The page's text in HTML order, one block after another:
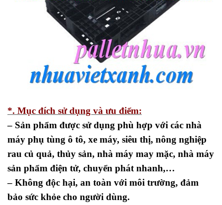
*. Mục đích sử dụng và ưu điểm:
– Sản phẩm được sử dụng phù hợp với các nhà
máy phụ tùng ô tô, xe máy, siêu thị, nông nghiệp
rau củ quả, thủy sản, nhà máy may mặc, nhà máy
sản phẩm điện tử, chuyển phát nhanh,…
– Không độc hại, an toàn với môi trường, đảm
bảo sức khỏe cho người dùng.